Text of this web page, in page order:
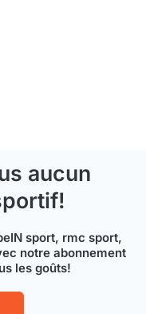
aucun
sport, rmc sport,
notre abonnement
les goûts!